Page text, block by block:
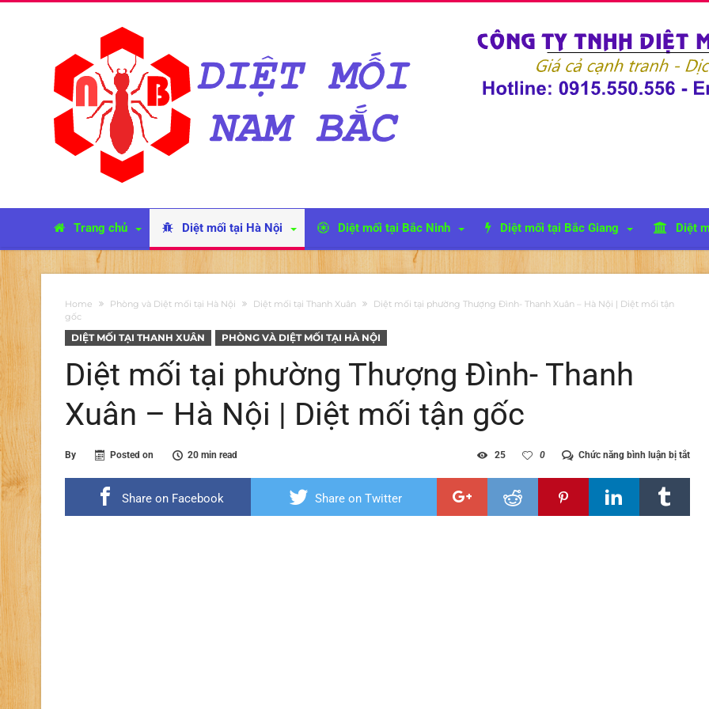
Trang chủ Diệt mối tại Hà Nội Diệt mối tại Bắc Ninh Diệt mối tại Bắc Giang Diệt
Home Phòng và Diệt mối tại Hà Nội Diệt mối tại Thanh Xuân
Diệt mối tại phường Thượng Đình- Thanh Xuân – Hà Nội | Diệt mối tận
gốc
DIỆT MỐI TẠI THANH XUÂN PHÒNG VÀ DIỆT MỐI TẠI HÀ NỘI
Diệt mối tại phường Thượng Đình- Thanh
Xuân – Hà Nội | Diệt mối tận gốc
By Posted on 20 min read Chức năng bình luận bị tắtở
mối
0
25
Share on Facebook Share on Twitter